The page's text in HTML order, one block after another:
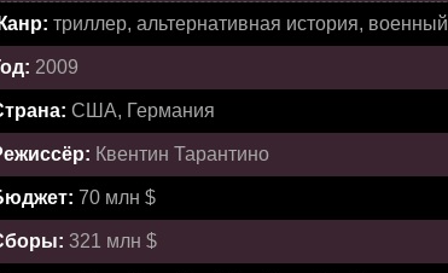
триллер, альтернативная история, военный
2009
США, Германия
Квентин Тарантино
70 млн $
321 млн $